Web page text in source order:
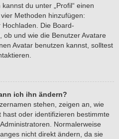
du unter „Profil“ einen
Methoden hinzufügen:
Die Board-
und wie die Benutzer Avatare
Avatar benutzen kannst, solltest
ich ihn ändern?
stehen, zeigen an, wie
oder identifizieren bestimmte
Normalerweise
nicht direkt ändern, da sie